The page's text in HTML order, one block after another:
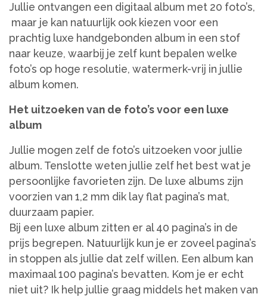
Jullie ontvangen een digitaal album met 20 foto’s,
maar je kan natuurlijk ook kiezen voor een
prachtig luxe handgebonden album in een stof
naar keuze, waarbij je zelf kunt bepalen welke
foto’s op hoge resolutie, watermerk-vrij in jullie
album komen.
Het uitzoeken van de foto’s voor een luxe
album
Jullie mogen zelf de foto’s uitzoeken voor jullie
album. Tenslotte weten jullie zelf het best wat je
persoonlijke favorieten zijn. De luxe albums zijn
voorzien van 1,2 mm dik lay flat pagina’s mat,
duurzaam papier.
Bij een luxe album zitten er al 40 pagina’s in de
prijs begrepen. Natuurlijk kun je er zoveel pagina’s
in stoppen als jullie dat zelf willen. Een album kan
maximaal 100 pagina’s bevatten. Kom je er echt
niet uit? Ik help jullie graag middels het maken van